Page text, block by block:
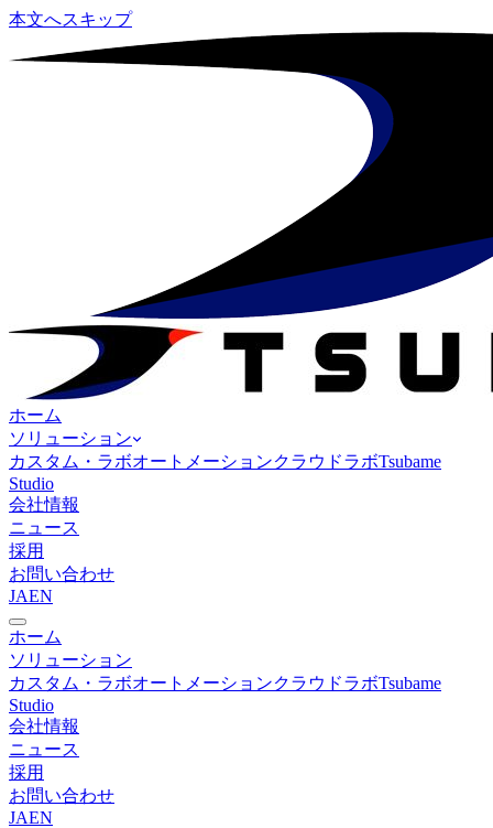
本文へスキップ
ホーム
ソリューション
カスタム・ラボオートメーションクラウドラボTsubame
Studio
会社情報
ニュース
採用
お問い合わせ
JAEN
ホーム
ソリューション
カスタム・ラボオートメーションクラウドラボTsubame
Studio
会社情報
ニュース
採用
お問い合わせ
JAEN